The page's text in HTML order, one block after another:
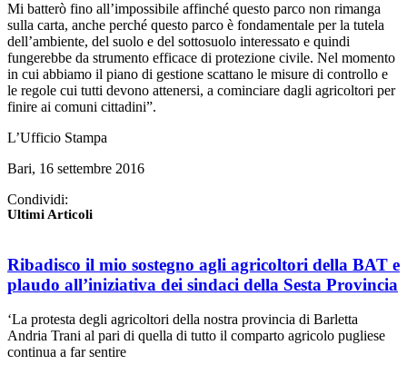
Mi batterò fino all’impossibile affinché questo parco non rimanga
sulla carta, anche perché questo parco è fondamentale per la tutela
dell’ambiente, del suolo e del sottosuolo interessato e quindi
fungerebbe da strumento efficace di protezione civile. Nel momento
in cui abbiamo il piano di gestione scattano le misure di controllo e
le regole cui tutti devono attenersi, a cominciare dagli agricoltori per
finire ai comuni cittadini”.
L’Ufficio Stampa
Bari, 16 settembre 2016
Condividi:
Ultimi Articoli
Ribadisco il mio sostegno agli agricoltori della BAT e
plaudo all’iniziativa dei sindaci della Sesta Provincia
‘La protesta degli agricoltori della nostra provincia di Barletta
Andria Trani al pari di quella di tutto il comparto agricolo pugliese
continua a far sentire